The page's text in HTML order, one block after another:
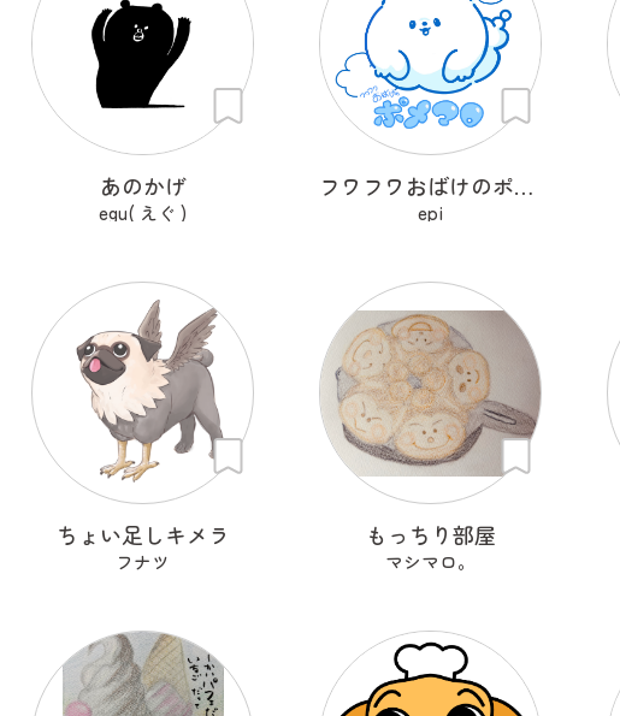
あのかげ
egu( えぐ )
フワフワおばけのポメマロ
epi
ちょい足しキメラ
フナツ
もっちり部屋
マシマロ。